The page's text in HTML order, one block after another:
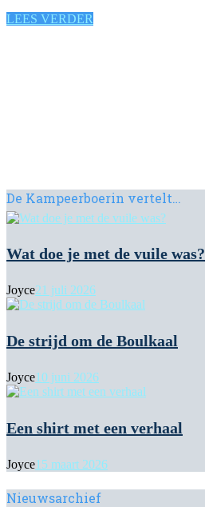
LEES VERDER
De Kampeerboerin vertelt…
Wat doe je met de vuile was?
Joyce21 juli 2026
De strijd om de Boulkaal
Joyce10 juni 2026
Een shirt met een verhaal
Joyce15 maart 2026
Nieuwsarchief